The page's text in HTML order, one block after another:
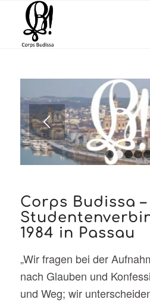
Corps Budissa –
1984 in Passau
„Wir fragen bei der
nach Glauben und
und Weg; wir